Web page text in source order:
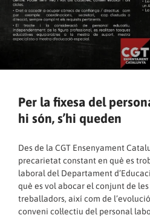
Per la fixesa del
hi són, s’hi queden
Des de la CGT Ensenyament
precarietat constant en què es
laboral del Departament
què es vol abocar el conjunt de
treballadors, així com de
conveni col·lectiu del personal